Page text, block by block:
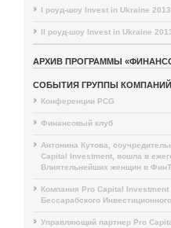
I роуд-шоу Invest in Ukraine 2013
II роуд-шоу Invest in Ukraine
АРХИВ ПРОГРАММЫ
СОБЫТИЯ ГРУППЫ КОМПАНИЙ
Конференции PCG
Финансовый клуб
Антонина Кутова,
Capital Investment, вошла в
Влиятельнейших женщин в
Компания Pro Capital Investment
Бессарабского
Управляющий партнер Pro